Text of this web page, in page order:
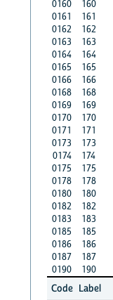
0160
160
0161
161
0162
162
0163
163
0164
164
0165
165
0166
166
0168
168
0169
169
0170
170
0171
171
0173
173
0174
174
0175
175
0178
178
0180
180
0182
182
0183
183
0185
185
0186
186
0187
187
0190
190
Code Label